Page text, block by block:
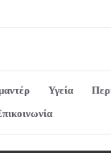
Υγεία